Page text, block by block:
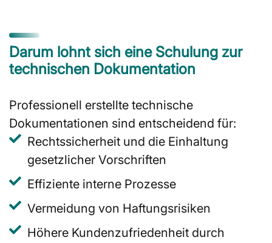
Darum lohnt sich eine Schulung zur
technischen Dokumentation
Professionell erstellte technische
Dokumentationen sind entscheidend für:
Rechtssicherheit und die Einhaltung
gesetzlicher Vorschriften
Effiziente interne Prozesse
Vermeidung von Haftungsrisiken
Höhere Kundenzufriedenheit durch